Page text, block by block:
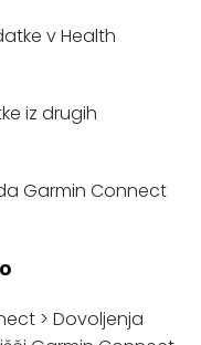
v Health
iz drugih
Garmin Connect
> Dovoljenja